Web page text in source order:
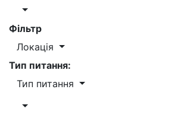
Фільтр
Локація
Тип питання:
Тип питання